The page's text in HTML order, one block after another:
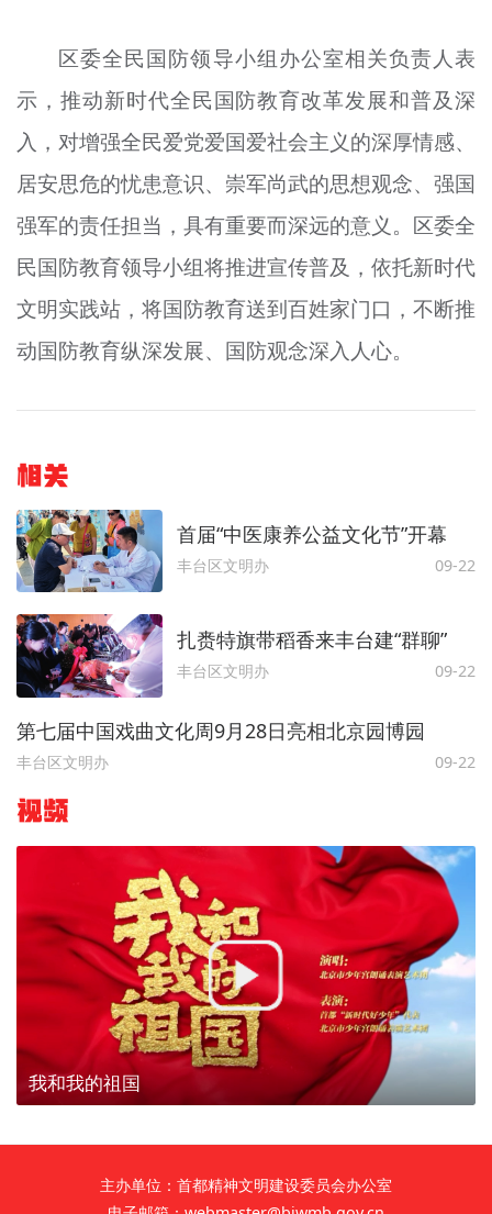
区委全民国防领导小组办公室相关负责人表
示，推动新时代全民国防教育改革发展和普及深
入，对增强全民爱党爱国爱社会主义的深厚情感、
居安思危的忧患意识、崇军尚武的思想观念、强国
强军的责任担当，具有重要而深远的意义。区委全
民国防教育领导小组将推进宣传普及，依托新时代
文明实践站，将国防教育送到百姓家门口，不断推
动国防教育纵深发展、国防观念深入人心。
相关
首届“中医康养公益文化节”开幕
丰台区文明办 09-22
扎赉特旗带稻香来丰台建“群聊”
丰台区文明办 09-22
第七届中国戏曲文化周9月28日亮相北京园博园
丰台区文明办 09-22
视频
我和我的祖国
主办单位：首都精神文明建设委员会办公室